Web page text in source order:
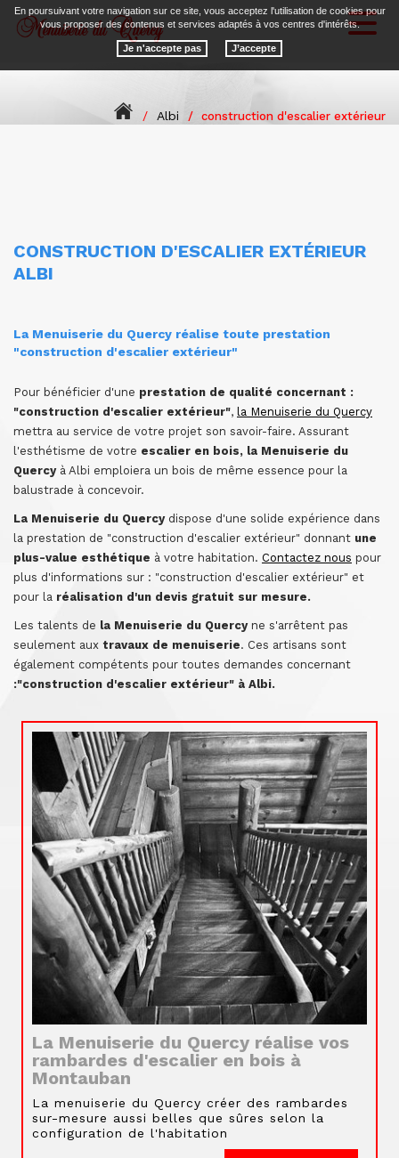
Albi construction d'escalier extérieur
CONSTRUCTION D'ESCALIER EXTÉRIEUR
ALBI
La Menuiserie du Quercy réalise toute prestation
"construction d'escalier extérieur"
Pour bénéficier d'une prestation de qualité concernant :
"construction d'escalier extérieur", la Menuiserie du Quercy
mettra au service de votre projet son savoir-faire. Assurant
l'esthétisme de votre escalier en bois, la Menuiserie du
Quercyà Albi emploiera un bois de même essence pour la
balustrade à concevoir.
La Menuiserie du Quercydispose d'une solide expérience dans
la prestation de "construction d'escalier extérieur" donnant une
plus-value esthétique à votre habitation. Contactez nous pour
plus d'informations sur : "construction d'escalier extérieur" et
pour la réalisation d'un devis gratuit sur mesure.
Les talents de la Menuiserie du Quercyne s'arrêtent pas
seulement aux travaux de menuiserie. Ces artisans sont
également compétents pour toutes demandes concernant
:"construction d'escalier extérieur" à Albi.
La Menuiserie du Quercy réalise vos
rambardes d'escalier en bois à
Montauban
La menuiserie du Quercy créer des rambardes
sur-mesure aussi belles que sûres selon la
configuration de l'habitation
En poursuivant votre navigation sur ce site, vous acceptez l'utilisation de cookies pour
vous proposer des contenus et services adaptés à vos centres d'intérêts.
Je n'accepte pas